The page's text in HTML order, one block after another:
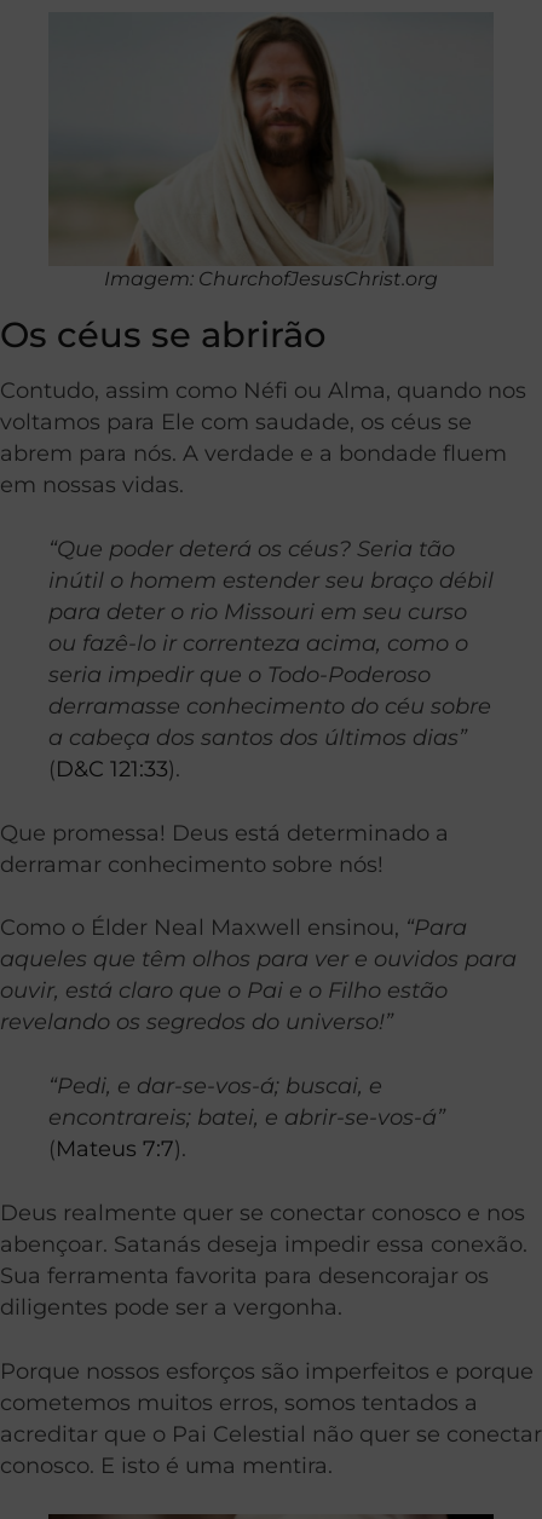
Imagem: ChurchofJesusChrist.org
Os céus se abrirão
Contudo, assim como Néfi ou Alma, quando nos
voltamos para Ele com saudade, os céus se
abrem para nós. A verdade e a bondade fluem
em nossas vidas.
“Que poder deterá os céus? Seria tão
inútil o homem estender seu braço débil
para deter o rio Missouri em seu curso
ou fazê-lo ir correnteza acima, como o
seria impedir que o Todo-Poderoso
derramasse conhecimento do céu sobre
a cabeça dos santos dos últimos dias”
(D&C 121:33).
Que promessa! Deus está determinado a
derramar conhecimento sobre nós!
Como o Élder Neal Maxwell ensinou, “Para
aqueles que têm olhos para ver e ouvidos para
ouvir, está claro que o Pai e o Filho estão
revelando os segredos do universo!”
“Pedi, e dar-se-vos-á; buscai, e
encontrareis; batei, e abrir-se-vos-á”
(Mateus 7:7).
Deus realmente quer se conectar conosco e nos
abençoar. Satanás deseja impedir essa conexão.
Sua ferramenta favorita para desencorajar os
diligentes pode ser a vergonha.
Porque nossos esforços são imperfeitos e porque
cometemos muitos erros, somos tentados a
acreditar que o Pai Celestial não quer se conectar
conosco. E isto é uma mentira.